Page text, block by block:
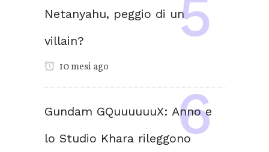
Netanyahu, peggio di un
villain?
10 mesi ago
Gundam GQuuuuuuX: Anno e
lo Studio Khara rileggono